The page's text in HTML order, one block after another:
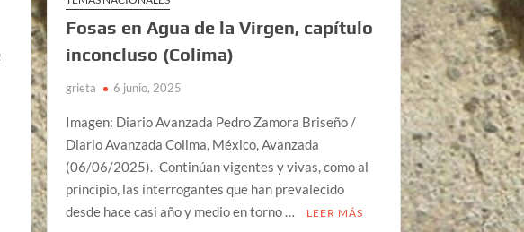
Fosas en Agua de la Virgen, capítulo
inconcluso (Colima)
grieta 6 junio, 2025
Imagen: Diario Avanzada Pedro Zamora Briseño /
Diario Avanzada Colima, México, Avanzada
(06/06/2025).- Continúan vigentes y vivas, como al
principio, las interrogantes que han prevalecido
desde hace casi año y medio en torno …
LEER MÁS